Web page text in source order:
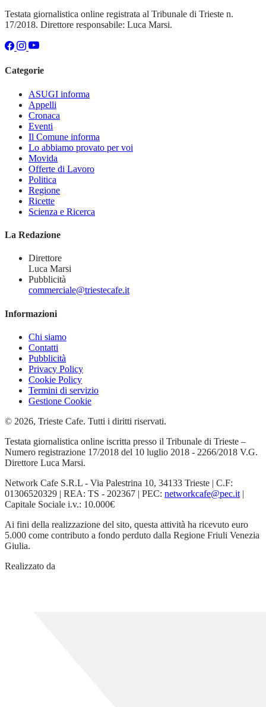
Testata giornalistica online registrata al Tribunale di Trieste n.
17/2018. Direttore responsabile: Luca Marsi.
Categorie
ASUGI informa
Appelli
Cronaca
Eventi
Il Comune informa
Lo abbiamo provato per voi
Movida
Offerte di Lavoro
Politica
Regione
Ricette
Scienza e Ricerca
La Redazione
Direttore
Luca Marsi
Pubblicità
commerciale@triestecafe.it
Informazioni
Chi siamo
Contatti
Pubblicità
Privacy Policy
Cookie Policy
Termini di servizio
Gestione Cookie
© 2026, Trieste Cafe. Tutti i diritti riservati.
Testata giornalistica online iscritta presso il Tribunale di Trieste –
Numero registrazione 17/2018 del 10 luglio 2018 - 2266/2018 V.G.
Direttore Luca Marsi.
Network Cafe S.R.L - Via Palestrina 10, 34133 Trieste | C.F:
01306520329 | REA: TS - 202367 | PEC: networkcafe@pec.it |
Capitale Sociale i.v.: 10.000€
Ai fini della realizzazione del sito, questa attività ha ricevuto euro
5.000 come contributo a fondo perduto dalla Regione Friuli Venezia
Giulia.
Realizzato da